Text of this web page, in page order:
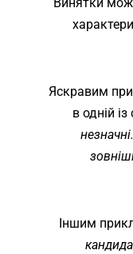
Винятки
Яскравим
в одній
Іншим